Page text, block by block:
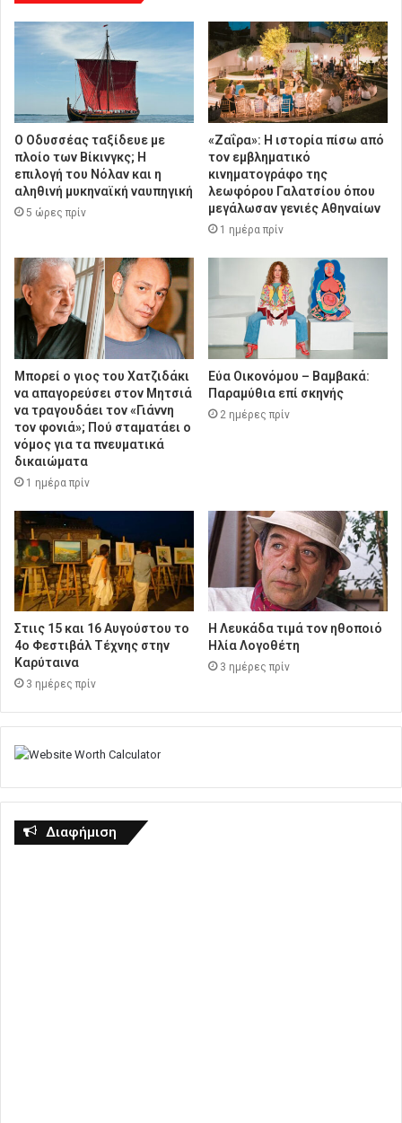
Ο Οδυσσέας ταξίδευε με
πλοίο των Βίκινγκς; Η
επιλογή του Νόλαν και η
αληθινή μυκηναϊκή ναυπηγική
5 ώρες πρίν
«Ζαΐρα»: Η ιστορία πίσω από
τον εμβληματικό
κινηματογράφο της
λεωφόρου Γαλατσίου όπου
μεγάλωσαν γενιές Αθηναίων
1 ημέρα πρίν
Μπορεί ο γιος του Χατζιδάκι
να απαγορεύσει στον Μητσιά
να τραγουδάει τον «Γιάννη
τον φονιά»; Πού σταματάει ο
νόμος για τα πνευματικά
δικαιώματα
1 ημέρα πρίν
Εύα Οικονόμου – Βαμβακά:
Παραμύθια επί σκηνής
2 ημέρες πρίν
Στιις 15 και 16 Αυγούστου το
4ο Φεστιβάλ Τέχνης στην
Καρύταινα
3 ημέρες πρίν
Η Λευκάδα τιμά τον ηθοποιό
Ηλία Λογοθέτη
3 ημέρες πρίν
Διαφήμιση